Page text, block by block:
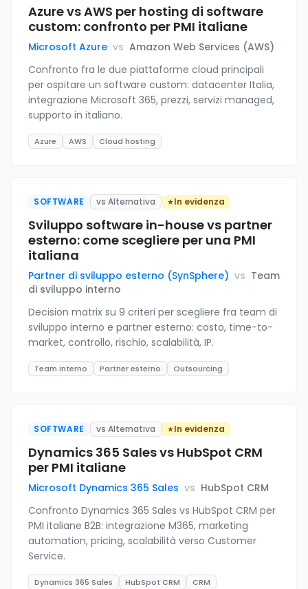
Azure vs AWS per hosting di software
custom: confronto per PMI italiane
Microsoft Azure vs Amazon Web Services (AWS)
Confronto fra le due piattaforme cloud principali
per ospitare un software custom: datacenter Italia,
integrazione Microsoft 365, prezzi, servizi managed,
supporto in italiano.
Azure AWS Cloud hosting
SOFTWARE vs Alternativa In evidenza
Sviluppo software in-house vs partner
esterno: come scegliere per una PMI
italiana
Partner di sviluppo esterno (SynSphere) vs Team
di sviluppo interno
Decision matrix su 9 criteri per scegliere fra team di
sviluppo interno e partner esterno: costo, time-to-
market, controllo, rischio, scalabilità, IP.
Team interno Partner esterno Outsourcing
SOFTWARE vs Alternativa In evidenza
Dynamics 365 Sales vs HubSpot CRM
per PMI italiane
Microsoft Dynamics 365 Sales vs HubSpot CRM
Confronto Dynamics 365 Sales vs HubSpot CRM per
PMI italiane B2B: integrazione M365, marketing
automation, pricing, scalabilità verso Customer
Service.
Dynamics 365 Sales HubSpot CRM CRM